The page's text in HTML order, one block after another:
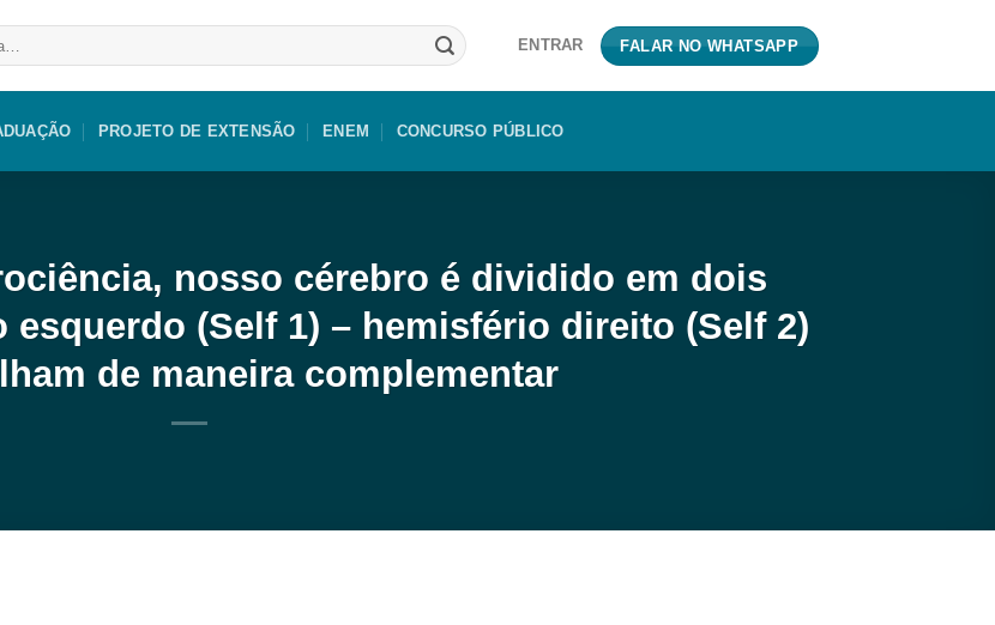
ENTRAR FALAR NO WHATSAPP
PROJETO DE EXTENSÃO ENEM CONCURSO PÚBLICO
nosso cérebro é dividido em dois
(Self 1) – hemisfério direito (Self 2)
de maneira complementar